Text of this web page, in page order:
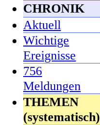
CHRONIK
Aktuell
Wichtige
Ereignisse
756
Meldungen
THEMEN
(systematisch)